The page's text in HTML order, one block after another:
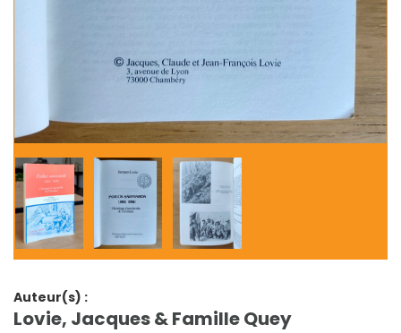
Auteur(s) :
Lovie, Jacques & Famille Quey